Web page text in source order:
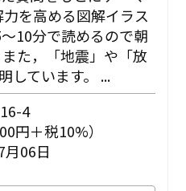
を高める図解イラス
10分で読めるので朝
た，「地震」や「放
しています。 ...
4
円＋税10%）
06日